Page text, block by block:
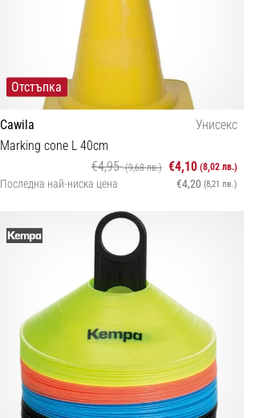
Отстъпка
Cawila
Унисекс
Marking cone L 40cm
€4,95(9,68 лв.) €4,10 (8,02 лв.)
Последна най-ниска цена €4,20 (8,21 лв.)